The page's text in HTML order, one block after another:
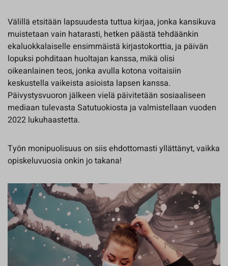
Välillä etsitään lapsuudesta tuttua kirjaa, jonka kansikuva
muistetaan vain hatarasti, hetken päästä tehdäänkin
ekaluokkalaiselle ensimmäistä kirjastokorttia, ja päivän
lopuksi pohditaan huoltajan kanssa, mikä olisi
oikeanlainen teos, jonka avulla kotona voitaisiin
keskustella vaikeista asioista lapsen kanssa.
Päivystysvuoron jälkeen vielä päivitetään sosiaaliseen
mediaan tulevasta Satutuokiosta ja valmistellaan vuoden
2022 lukuhaastetta.
Työn monipuolisuus on siis ehdottomasti yllättänyt, vaikka
opiskeluvuosia onkin jo takana!